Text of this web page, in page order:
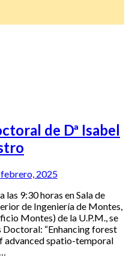
de Dª Isabel
2025
las 9:30 horas en Sala de
de Ingeniería de Montes,
Montes) de la U.P.M., se
Doctoral: “Enhancing forest
spatio-temporal